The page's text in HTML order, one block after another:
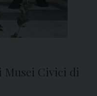
Musei Civici di